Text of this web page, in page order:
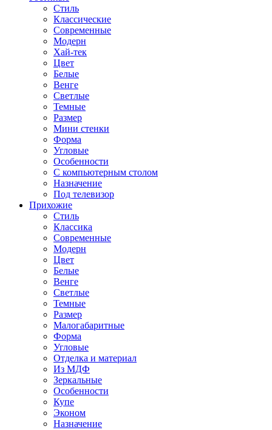
Стиль
Классические
Современные
Модерн
Хай-тек
Цвет
Белые
Венге
Светлые
Темные
Размер
Мини стенки
Форма
Угловые
Особенности
С компьютерным столом
Назначение
Под телевизор
Прихожие
Стиль
Классика
Современные
Модерн
Цвет
Белые
Венге
Светлые
Темные
Размер
Малогабаритные
Форма
Угловые
Отделка и материал
Из МДФ
Зеркальные
Особенности
Купе
Эконом
Назначение